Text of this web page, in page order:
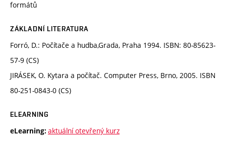
formátů
ZÁKLADNÍ LITERATURA
Forró, D.: Počítače a hudba,Grada, Praha 1994. ISBN: 80-85623-
57-9 (CS)
JIRÁSEK, O. Kytara a počítač. Computer Press, Brno, 2005. ISBN
80-251-0843-0 (CS)
ELEARNING
eLearning: aktuální otevřený kurz